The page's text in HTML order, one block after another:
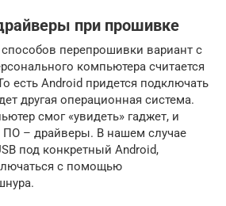
при прошивке
перепрошивки вариант с
компьютера считается
Android придется подключать
другая операционная система.
смог «увидеть» гаджет, и
ПО – драйверы. В нашем случае
под конкретный Android,
с помощью